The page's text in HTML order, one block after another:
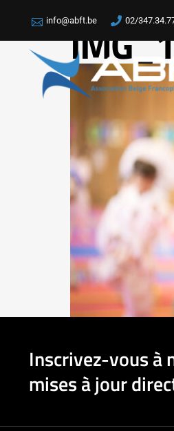
info@abft.be 02/
Inscrivez-vous à
mises à jour